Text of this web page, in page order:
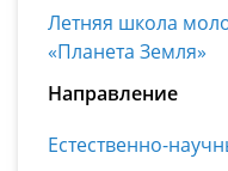
Летняя школа
«Планета Земля»
Направление
Естественно-